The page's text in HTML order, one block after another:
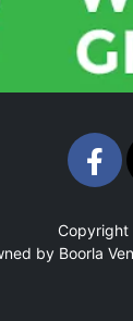
Copyright
by Boorla